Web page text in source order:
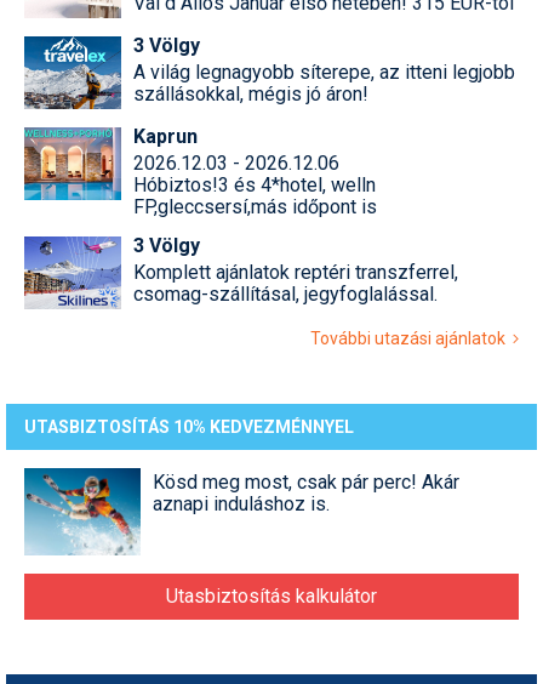
3 Völgy
A világ legnagyobb síterepe, az itteni legjobb
szállásokkal, mégis jó áron!
Kaprun
2026.12.03 - 2026.12.06
Hóbiztos!3 és 4*hotel, welln
FP,gleccsersí,más időpont is
3 Völgy
Komplett ajánlatok reptéri transzferrel,
csomag-szállításal, jegyfoglalással.
További utazási ajánlatok
UTASBIZTOSÍTÁS 10% KEDVEZMÉNNYEL
Kösd meg most, csak pár perc! Akár
aznapi induláshoz is.
Utasbiztosítás kalkulátor